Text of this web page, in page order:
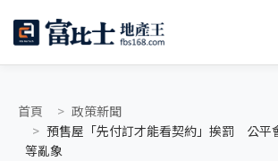
首頁
政策新聞
預售屋「先付訂才能看契約」挨罰 公平
等亂象